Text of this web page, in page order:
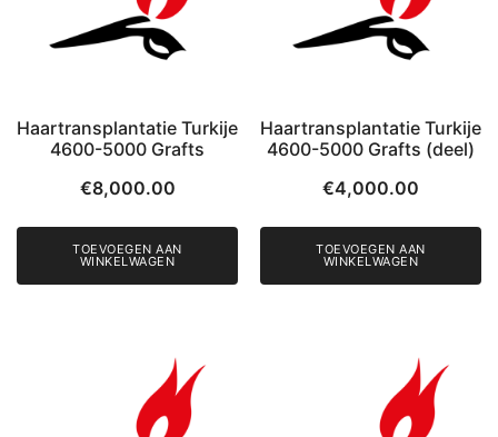
Haartransplantatie Turkije
4600-5000 Grafts
€8,000.00
TOEVOEGEN AAN
WINKELWAGEN
Haartransplantatie Turkije
4600-5000 Grafts (deel)
€4,000.00
TOEVOEGEN AAN
WINKELWAGEN